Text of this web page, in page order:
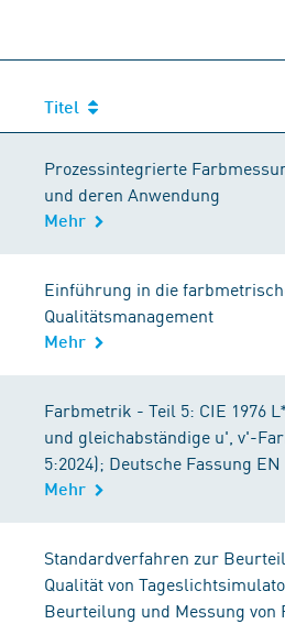
Prozessintegrierte
und deren Anwendung
Mehr
Einführung in die
Qualitätsmanagement
Mehr
Farbmetrik - Teil 5: CIE 1976
und gleichabständige u', v'-
5:2024); Deutsche Fassung
Mehr
Standardverfahren zur
Qualität von
Beurteilung und Messung von